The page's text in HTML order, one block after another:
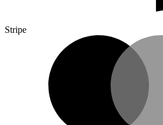
Stripe